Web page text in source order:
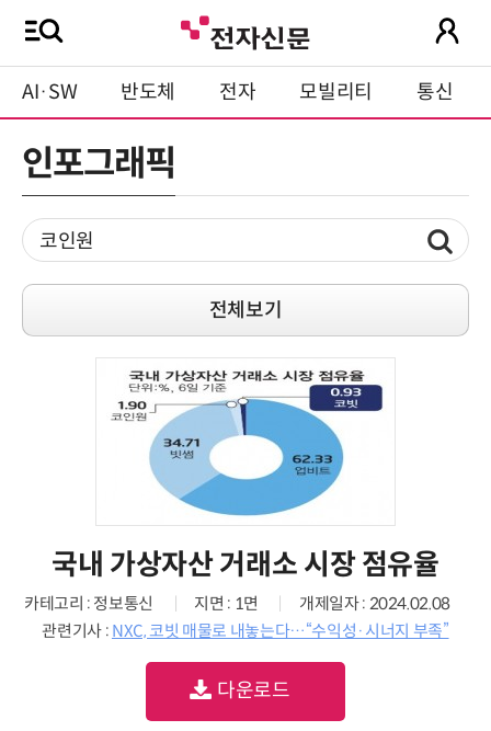
AI·SW 반도체 전자 모빌리티 통신
인포그래픽
전체보기
국내 가상자산 거래소 시장 점유율
카테고리 : 정보통신 지면 : 1면
개제일자 : 2024.02.08
관련기사 : NXC, 코빗 매물로 내놓는다…“수익성·시너지 부족”
다운로드